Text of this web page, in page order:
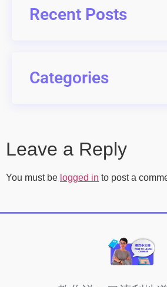
Recent Posts
Categories
Leave a Reply
You must be logged in to post a